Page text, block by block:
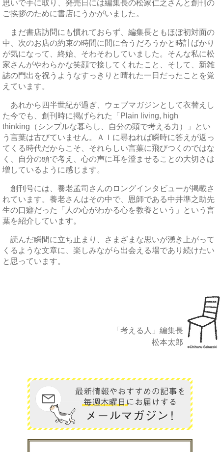
思いで手に取り、発売日には編集長の松家仁之さんと創刊の
ご挨拶のために書店にうかがいました。
まだ書店訪問にも慣れておらず、編集長ともほぼ初対面の
中、次のお店の約束の時間に間に合うだろうかと時計ばかり
が気になって、終始、そわそわしていました。そんな私に松
家さんがやわらかな笑顔で接してくれたこと、そして、新雑
誌の門出を祝うようなすっきりと晴れた一日だったことを覚
えています。
あれから四半世紀が過ぎ、ウェブマガジンとして衣替えし
た今でも、創刊時に掲げられた「Plain living, high
thinking（シンプルな暮らし、自分の頭で考える力）」とい
う言葉は古びていません。ＡＩに尋ねれば瞬時に答えが返っ
てくる時代だからこそ、それらしい言葉に飛びつくのではな
く、自分の頭で考え、心の声に耳を澄ませることの大切さは
増しているように感じます。
創刊号には、養老孟司さんのロングインタビューが掲載さ
れています。養老さんはその中で、恩師である中井準之助先
生の口癖だった「人の心がわかる心を教養という」という言
葉を紹介しています。
読んだ瞬間に立ち止まり、さまざまな思いが湧き上がって
くるような文章に、楽しみながら出会える場であり続けたい
と思っています。
「考える人」編集長
松本太郎